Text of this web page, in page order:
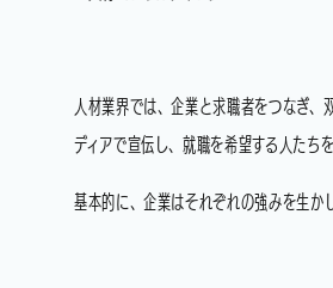
人材業界では、企業と求職者をつなぎ
ディアで宣伝し、就職を希望する人たち
基本的に、企業はそれぞれの強みを生か